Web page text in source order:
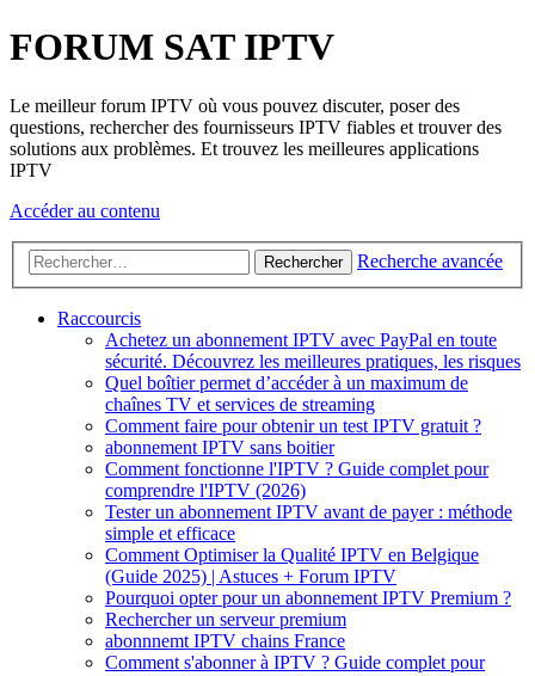
FORUM SAT IPTV
Le meilleur forum IPTV où vous pouvez discuter, poser des
questions, rechercher des fournisseurs IPTV fiables et trouver des
solutions aux problèmes. Et trouvez les meilleures applications
IPTV
Accéder au contenu
Rechercher Recherche avancée
Raccourcis
Achetez un abonnement IPTV avec PayPal en toute
sécurité. Découvrez les meilleures pratiques, les risques
Quel boîtier permet d’accéder à un maximum de
chaînes TV et services de streaming
Comment faire pour obtenir un test IPTV gratuit ?
abonnement IPTV sans boitier
Comment fonctionne l'IPTV ? Guide complet pour
comprendre l'IPTV (2026)
Tester un abonnement IPTV avant de payer : méthode
simple et efficace
Comment Optimiser la Qualité IPTV en Belgique
(Guide 2025) | Astuces + Forum IPTV
Pourquoi opter pour un abonnement IPTV Premium ?
Rechercher un serveur premium
abonnnemt IPTV chains France
Comment s'abonner à IPTV ? Guide complet pour